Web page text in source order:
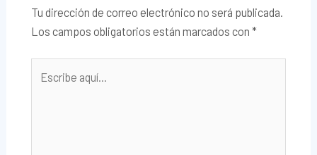
Tu dirección de correo electrónico no será publicada.
Los campos obligatorios están marcados con *
aquí...